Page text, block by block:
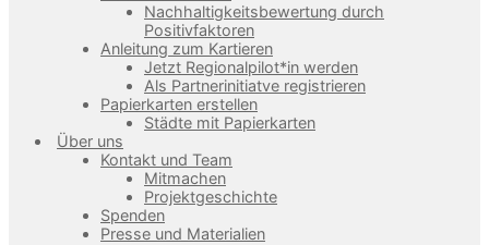
Nachhaltigkeitsbewertung durch
Positivfaktoren
Anleitung zum Kartieren
Jetzt Regionalpilot*in werden
Als Partnerinitiatve registrieren
Papierkarten erstellen
Städte mit Papierkarten
Über uns
Kontakt und Team
Mitmachen
Projektgeschichte
Spenden
Presse und Materialien